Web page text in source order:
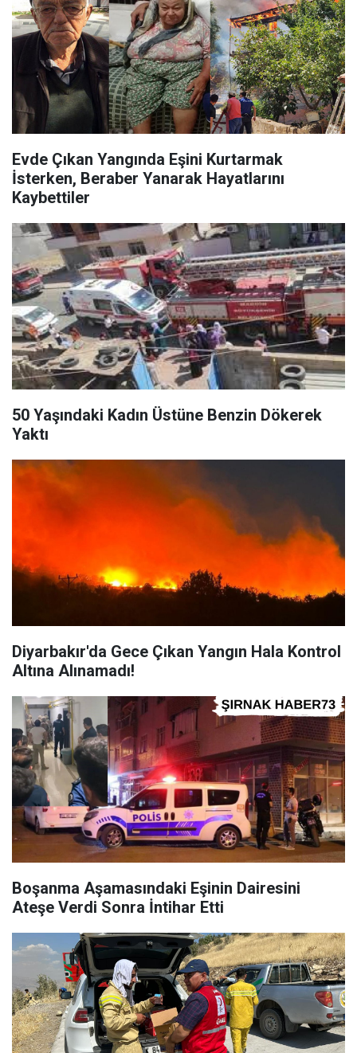
Evde Çıkan Yangında Eşini Kurtarmak
İsterken, Beraber Yanarak Hayatlarını
Kaybettiler
50 Yaşındaki Kadın Üstüne Benzin Dökerek
Yaktı
Diyarbakır'da Gece Çıkan Yangın Hala Kontrol
Altına Alınamadı!
Boşanma Aşamasındaki Eşinin Dairesini
Ateşe Verdi Sonra İntihar Etti